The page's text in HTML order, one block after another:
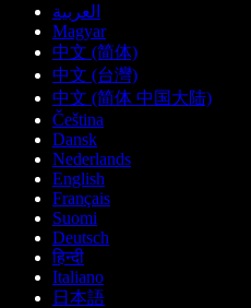
العربية
Magyar
中文 (简体)
中文 (台灣)
中文 (简体 中国大陆)
Čeština
Dansk
Nederlands
English
Français
Suomi
Deutsch
हिन्दी
Italiano
日本語